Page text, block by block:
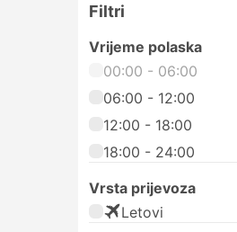
Filtri
Vrijeme polaska
00:00 - 06:00
06:00 - 12:00
12:00 - 18:00
18:00 - 24:00
Vrsta prijevoza
Letovi